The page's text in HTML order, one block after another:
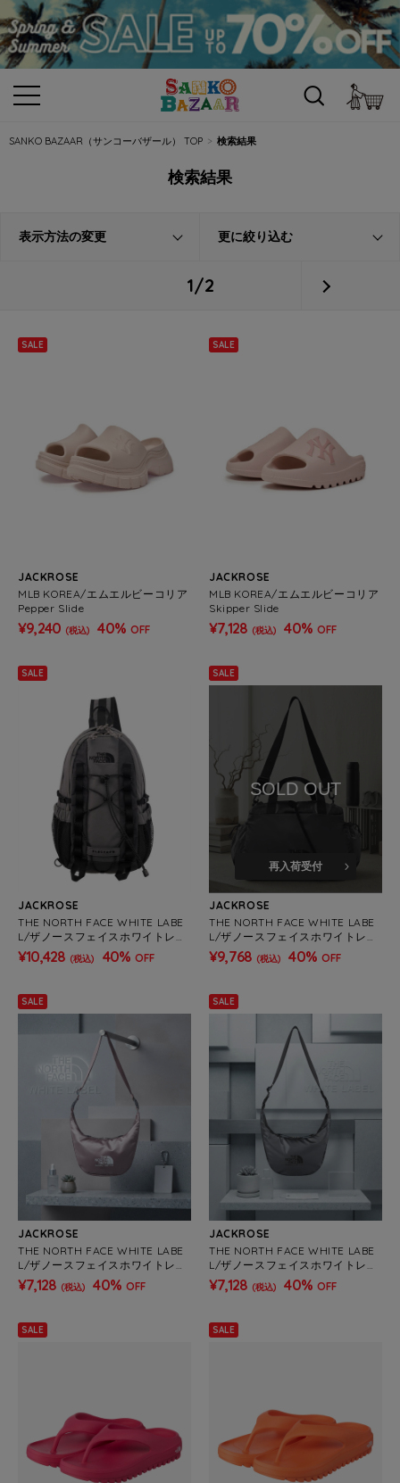
SANKO BAZAAR（サンコーバザール） TOP 検索結果
検索結果
表示方法の変更 更に絞り込む
1/2
SALE
JACKROSE
MLB KOREA/エムエルビーコリア
Pepper Slide
¥9,240 (税込) 40% OFF
SALE
JACKROSE
MLB KOREA/エムエルビーコリア
Skipper Slide
¥7,128 (税込) 40% OFF
SALE
JACKROSE
THE NORTH FACE WHITE LABE
L/ザノースフェイスホワイトレー
ベル スーパーワンウェイ-BAG
¥10,428 (税込) 40% OFF
SALE
SOLD OUT
再入荷受付
JACKROSE
THE NORTH FACE WHITE LABE
L/ザノースフェイスホワイトレー
ベル BONNEY DUFFLE BAG
¥9,768 (税込) 40% OFF
SALE
JACKROSE
THE NORTH FACE WHITE LABE
L/ザノースフェイスホワイトレー
ベル HOBO BAG MINI
¥7,128 (税込) 40% OFF
SALE
JACKROSE
THE NORTH FACE WHITE LABE
L/ザノースフェイスホワイトレー
ベル HOBO BAG MINI
¥7,128 (税込) 40% OFF
SALE SALE